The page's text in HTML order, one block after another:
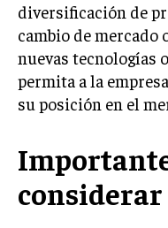
GESTIÓN DE
EMPRESAS Y
GESTIÓN DE LA
GESTIÓN DE
GESTIÓN DE
SUMINISTRO
diversificación de
cambio de mercado
nuevas tecnologías
permita a la
su posición en el
considerar